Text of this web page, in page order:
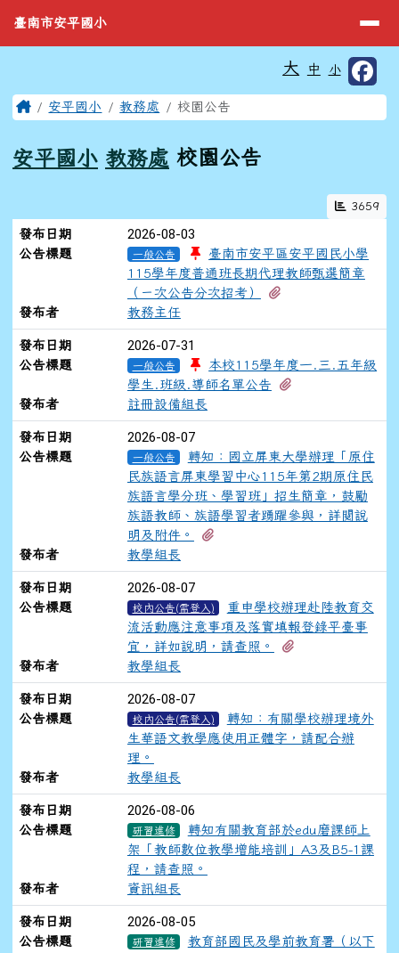
臺南市安平國小
導覽列
臺南市安平國小
⏸
大 中 小
主內容區域
Home安平國小 教務處 校園公告
安平國小 教務處 校園公告
3659
新聞列表
發布日期 2026-08-03
公告標題 一般公告
臺南市安平區安平國民小學
115學年度普通班長期代理教師甄選簡章
（ㄧ次公告分次招考）
發布者
教務主任
發布日期 2026-07-31
公告標題 一般公告
本校115學年度一.三.五年級
學生.班級.導師名單公告
發布者
註冊設備組長
發布日期 2026-08-07
公告標題 一般公告
轉知：國立屏東大學辦理「原住
民族語言屏東學習中心115年第2期原住民
族語言學分班、學習班」招生簡章，鼓勵
族語教師、族語學習者踴躍參與，詳閱說
明及附件。
發布者
教學組長
發布日期 2026-08-07
公告標題 校內公告(需登入)
重申學校辦理赴陸教育交
流活動應注意事項及落實填報登錄平臺事
宜，詳如說明，請查照。
發布者
教學組長
發布日期 2026-08-07
公告標題 校內公告(需登入)
轉知：有關學校辦理境外
生華語文教學應使用正體字，請配合辦
理。
發布者
教學組長
發布日期 2026-08-06
公告標題 研習進修
轉知有關教育部於edu磨課師上
架「教師數位教學增能培訓」A3及B5-1課
程，請查照。
發布者
資訊組長
發布日期 2026-08-05
公告標題 研習進修
教育部國民及學前教育署（以下
頁尾區域